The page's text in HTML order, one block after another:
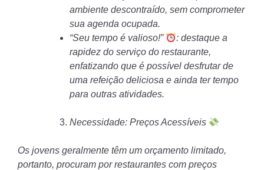
ambiente descontraído, sem comprometer
sua agenda ocupada.
“Seu tempo é valioso!”
: destaque a
rapidez do serviço do restaurante,
enfatizando que é possível desfrutar de
uma refeição deliciosa e ainda ter tempo
para outras atividades.
Necessidade: Preços Acessíveis
Os jovens geralmente têm um orçamento limitado,
portanto, procuram por restaurantes com preços